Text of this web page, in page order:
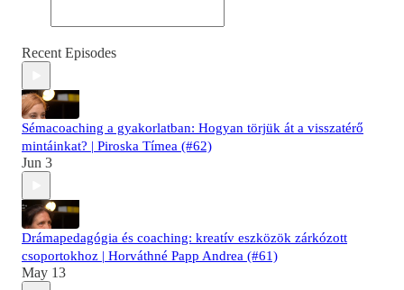
Recent Episodes
Sémacoaching a gyakorlatban: Hogyan törjük át a visszatérő
mintáinkat? | Piroska Tímea (#62)
Jun 3
Drámapedagógia és coaching: kreatív eszközök zárkózott
csoportokhoz | Horváthné Papp Andrea (#61)
May 13